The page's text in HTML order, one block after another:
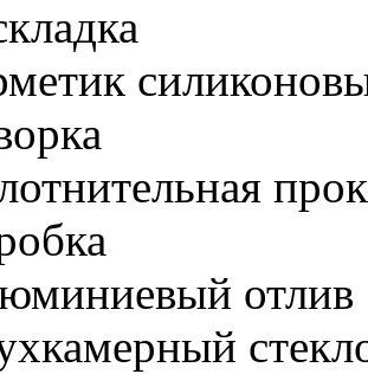
отлив